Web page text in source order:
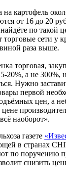
на картофель
от 16 до 20
по такой
торговые сети у
раза выше.
торговая,
20%, а не 300%,
Нужно
первой
цен, а
наоборот».
газете
в странах
по поручению
снизить